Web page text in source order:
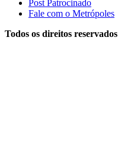
Post Patrocinado
Fale com o Metrópoles
Todos os direitos reservados